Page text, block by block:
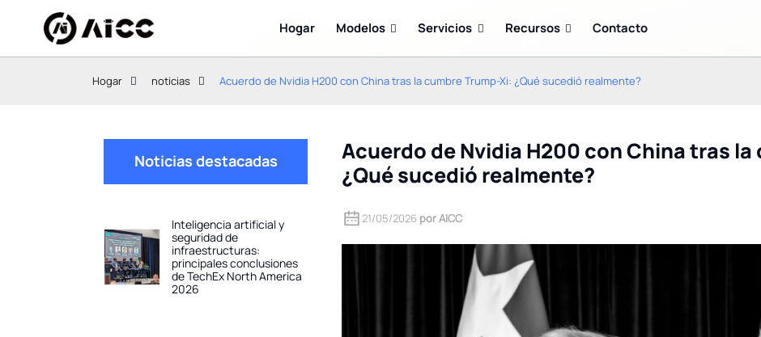
Hogar Modelos Servicios Recursos Contacto
Hogar noticias Acuerdo de Nvidia H200 con China tras la cumbre Trump-Xi: ¿Qué sucedió realmente?
Noticias destacadas
Inteligencia artificial y
seguridad de
infraestructuras:
principales conclusiones
de TechEx North America
2026
Acuerdo de Nvidia H200
Trump-Xi: ¿Qué sucedió
Acuerdo de Nvidia H200 con China tras
¿Qué sucedió realmente?
21/05/2026 por AICC